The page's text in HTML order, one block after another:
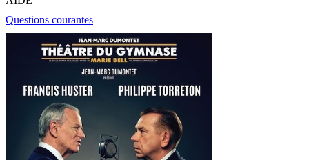
Questions courantes